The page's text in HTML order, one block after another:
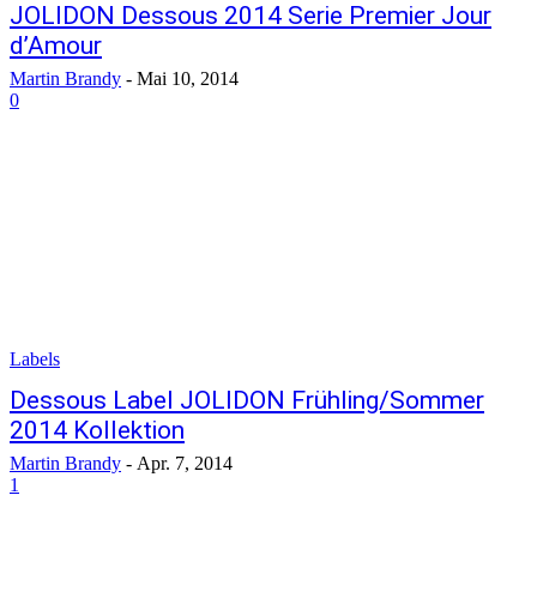
JOLIDON Dessous 2014 Serie Premier Jour
d’Amour
Martin Brandy - Mai 10, 2014
0
Labels
Dessous Label JOLIDON Frühling/Sommer
2014 Kollektion
Martin Brandy - Apr. 7, 2014
1